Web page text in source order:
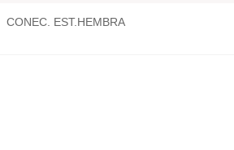
CONEC. EST.HEMBRA